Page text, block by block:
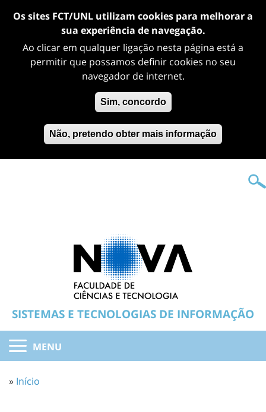
Os sites FCT/UNL utilizam cookies para melhorar a
sua experiência de navegação.
Ao clicar em qualquer ligação nesta página está a
permitir que possamos definir cookies no seu
navegador de internet.
Sim, concordo
Não, pretendo obter mais informação
SISTEMAS E TECNOLOGIAS DE INFORMAÇÃO
MENU
» Início